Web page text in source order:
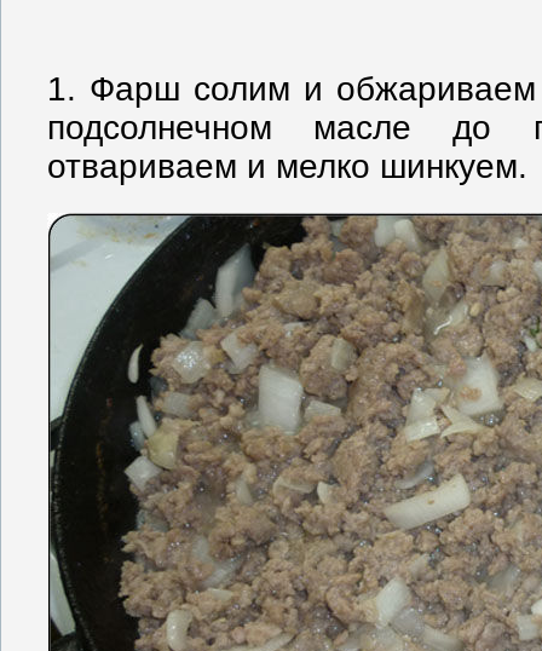
1. Фарш солим и
подсолнечном масле до
отвариваем и мелко шинкуем.